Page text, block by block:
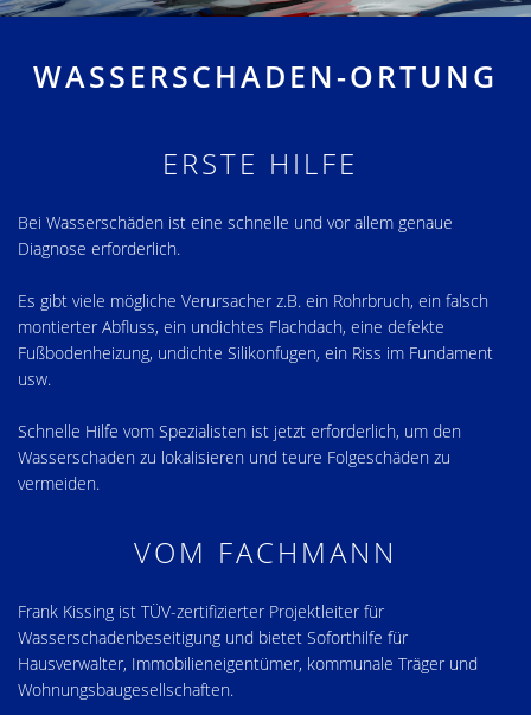
WASSERSCHADEN-ORTUNG
ERSTE HILFE
Bei Wasserschäden ist eine schnelle und vor allem genaue
Diagnose erforderlich.
Es gibt viele mögliche Verursacher z.B. ein Rohrbruch, ein falsch
montierter Abfluss, ein undichtes Flachdach, eine defekte
Fußbodenheizung, undichte Silikonfugen, ein Riss im Fundament
usw.
Schnelle Hilfe vom Spezialisten ist jetzt erforderlich, um den
Wasserschaden zu lokalisieren und teure Folgeschäden zu
vermeiden.
VOM FACHMANN
Frank Kissing ist TÜV-zertifizierter Projektleiter für
Wasserschadenbeseitigung und bietet Soforthilfe für
Hausverwalter, Immobilieneigentümer, kommunale Träger und
Wohnungsbaugesellschaften.